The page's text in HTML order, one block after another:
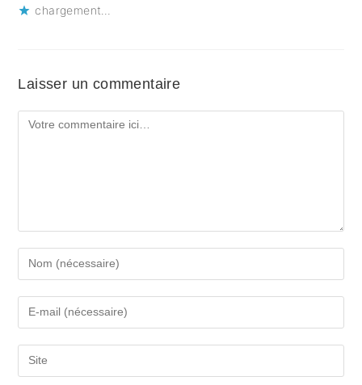
chargement…
Laisser un commentaire
Comment
Enter
your
name
comment
Enter
your
email
address
Saisir
l’URL